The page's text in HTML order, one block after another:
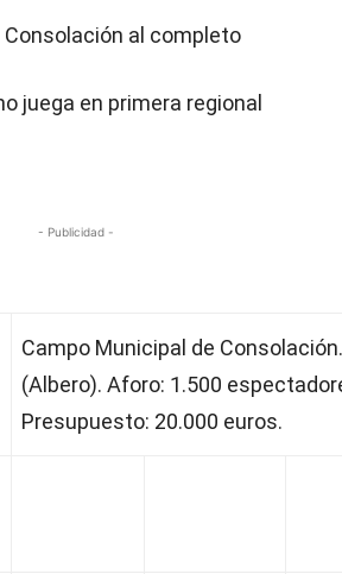
Consolación al completo
juega en primera regional
- Publicidad -
Campo Municipal de Consolación.
(Albero). Aforo: 1.500
Presupuesto: 20.000 euros.